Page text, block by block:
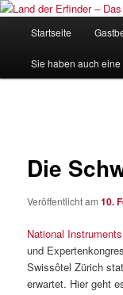
Zum
wechseln
Land der
Startseite
Sie haben auch eine
Die
Veröffentlicht am10.
National
und
Swissôtel Zürich
erwartet. Hier geht